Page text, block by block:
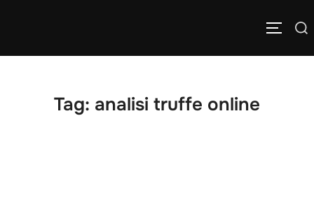
Cerca APRI/
Tag: analisi truffe online